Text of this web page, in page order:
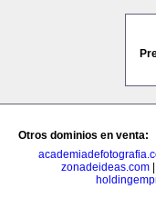
Otros dominios en venta:
zonadeideas.com